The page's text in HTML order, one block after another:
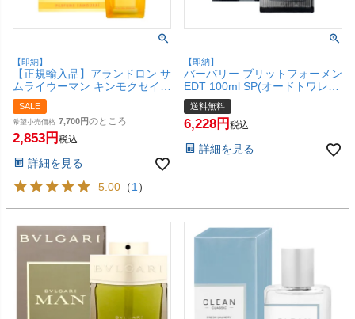
【即納】
【正規輸入品】アランドロン サ
ムライウーマン キンモクセイ
EDP 40ml SP(オードパルファ
ム)【香水】【SBT】 (6058414)
SALE
希望小売価格 7,700 のところ
2,853 税込
詳細を見る
5.00 （1）
【即納】
バーバリー ブリットフォーメン
EDT 100ml SP(オードトワレ)
【香水】【宅配便送料無料】
(6050146)
送料無料
6,228 税込
詳細を見る